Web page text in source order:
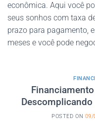
econômica. Aqui você
seus sonhos com taxa
prazo para pagamento,
meses e você pode
POSTED ON 09/